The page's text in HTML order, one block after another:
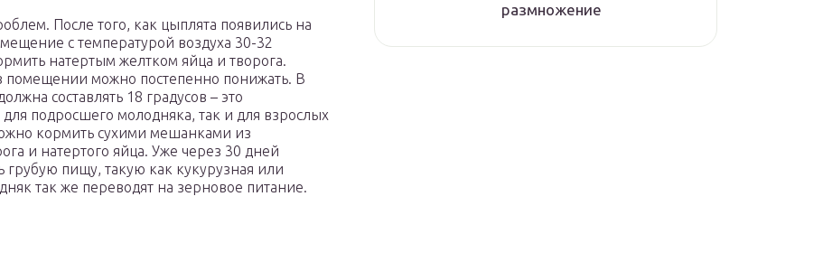
После того, как цыплята появились на
с температурой воздуха 30-32
натертым желтком яйца и творога.
помещении можно постепенно понижать. В
составлять 18 градусов – это
подросшего молодняка, так и для взрослых
кормить сухими мешанками из
и натертого яйца. Уже через 30 дней
пищу, такую как кукурузная или
так же переводят на зерновое питание.
размножение